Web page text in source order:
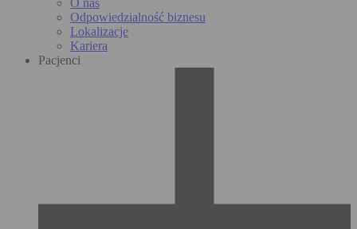
O nas
Odpowiedzialność biznesu
Lokalizacje
Kariera
Pacjenci